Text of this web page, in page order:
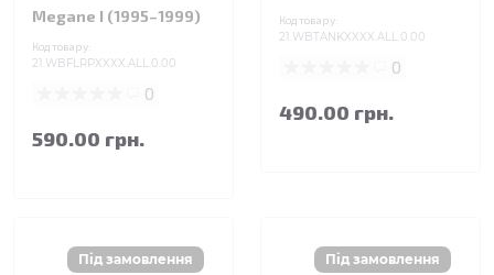
Megane I (1995–1999)
Код товару:
21.WBFLRPXXXX.ALL.0.00
0
590.00 грн.
Код товару:
21.WBTANKXXXX.ALL.0.00
0
490.00 грн.